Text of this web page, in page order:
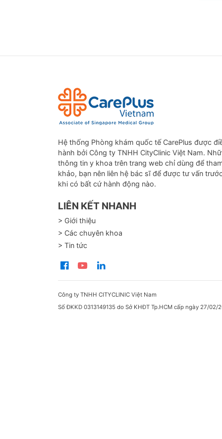
Hệ thống Phòng khám quốc tế CarePlus được
hành bởi Công ty TNHH CityClinic Việt Nam.
thông tin y khoa trên trang web chỉ dùng để
khảo, bạn nên liên hệ bác sĩ để được tư vấn
khi có bất cứ hành động nào.
LIÊN KẾT NHANH
> Giới thiệu
> Các chuyên khoa
> Tin tức
Công ty TNHH CITYCLINIC Việt Nam
Số ĐKKD 0313149135 do Sở KHĐT Tp.HCM cấp ngày 27/02/